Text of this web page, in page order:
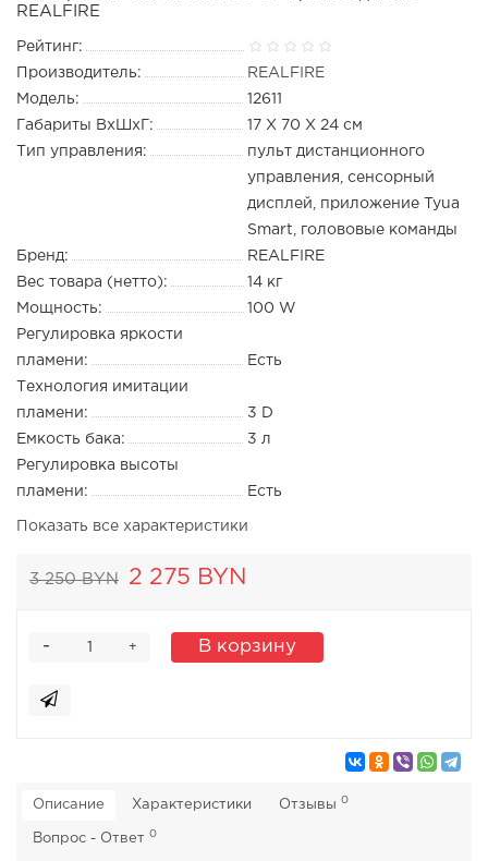
REALFIRE
Рейтинг:
Производитель:
REALFIRE
Модель:
12611
Габариты ВхШхГ:
17 Х 70 Х 24 см
Тип управления:
пульт дистанционного
управления, сенсорный
дисплей, приложение Tyua
Smart, голововые команды
Бренд:
REALFIRE
Вес товара (нетто):
14 кг
Мощность:
100 W
Регулировка яркости
пламени:
Есть
Технология имитации
пламени:
3 D
Емкость бака:
3 л
Регулировка высоты
пламени:
Есть
Показать все характеристики
3 250 BYN 2 275 BYN
+
- В корзину
Описание Характеристики Отзывы 0
Вопрос - Ответ 0